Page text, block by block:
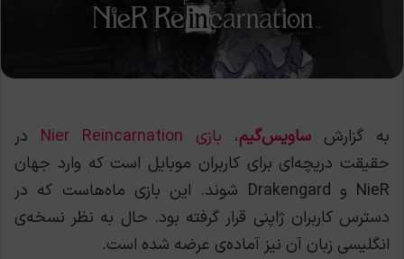
به گزارش ساویس‌گیم، بازی Nier Reincarnation
در
حقیقت دریچه‌ای برای کاربران موبایل است که وارد جهان
NieR و Drakengard شوند. این بازی ماه‌هاست که در
دسترس کاربران ژاپنی قرار گرفته بود. حال به نظر نسخه‌ی
انگلیسی زبان آن نیز آماده‌ی عرضه شده است.